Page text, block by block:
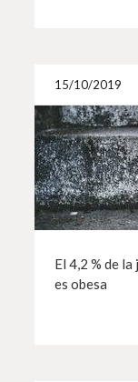
15/10/2019
El 4,2 % de
es obesa